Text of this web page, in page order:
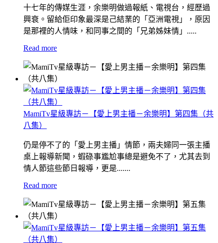
十七年的傳媒生涯，余樂明做過報紙、電視台，經歷過
興衰。留給佢印象最深是己結業的「亞洲電視」，原因
是那裡的人情味，和同事之間的「兄弟姊妹情」.....
Read more
MamiTv星級專訪－【愛上男主播－余樂明】第四集（共
八集）
仍是停不了的「愛上男主播」情節，兩夫婦同一張主播
桌上報導新聞，蝦碌事尷尬事總是避免不了，尤其去到
情人節這些節日報導，更是.......
Read more